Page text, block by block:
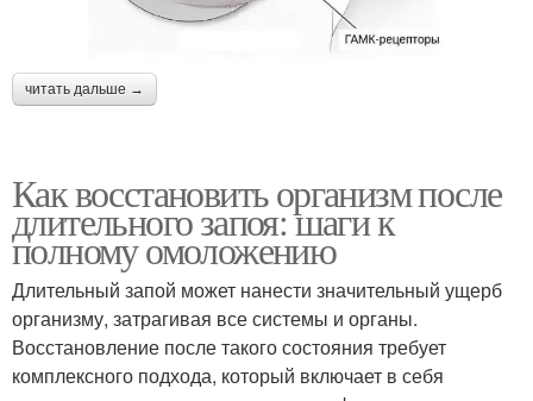
читать дальше →
Как восстановить организм после
длительного запоя: шаги к
полному омоложению
Длительный запой может нанести значительный ущерб
организму, затрагивая все системы и органы.
Восстановление после такого состояния требует
комплексного подхода, который включает в себя